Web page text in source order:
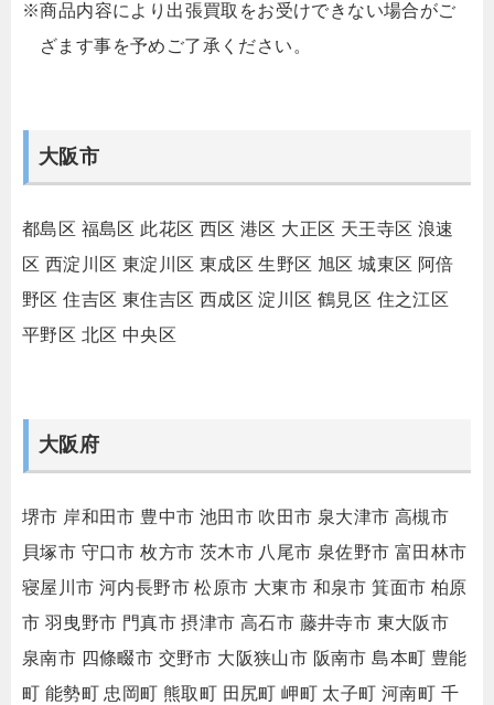
※商品内容により出張買取をお受けできない場合がご
ざます事を予めご了承ください。
大阪市
都島区 福島区 此花区 西区 港区 大正区 天王寺区 浪速
区 西淀川区 東淀川区 東成区 生野区 旭区 城東区 阿倍
野区 住吉区 東住吉区 西成区 淀川区 鶴見区 住之江区
平野区 北区 中央区
大阪府
堺市 岸和田市 豊中市 池田市 吹田市 泉大津市 高槻市
貝塚市 守口市 枚方市 茨木市 八尾市 泉佐野市 富田林市
寝屋川市 河内長野市 松原市 大東市 和泉市 箕面市 柏原
市 羽曳野市 門真市 摂津市 高石市 藤井寺市 東大阪市
泉南市 四條畷市 交野市 大阪狭山市 阪南市 島本町 豊能
町 能勢町 忠岡町 熊取町 田尻町 岬町 太子町 河南町 千